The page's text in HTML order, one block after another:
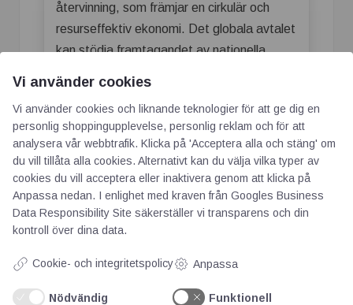
återvinning, som främjar en cirkulär och
resurseffektiv ekonomi. Det globala avtalet
kan stödja framtagandet av nationella
2022 och ska vara klara till 2024.
− Utvecklingen av ett globalt avtal mot
plastföroreningar som ska skapa en cirkulär
ekonomi kräver samarbete mellan
regeringar, den privata sektorn,
civilsamhället och akademin.
till nästa fas i förhandlingarna, säger Lena
Vi använder cookies
Vi använder cookies och liknande teknologier för att ge dig en
personlig shoppingupplevelse, personlig reklam och för att
analysera vår webbtrafik. Klicka på 'Acceptera alla och stäng' om
du vill tillåta alla cookies. Alternativt kan du välja vilka typer av
cookies du vill acceptera eller inaktivera genom att klicka på
Anpassa nedan. I enlighet med kraven från Googles Business
Data Responsibility Site säkerställer vi transparens och din
kontroll över dina data.
Cookie- och integritetspolicy Anpassa
Nödvändig
Funktionell